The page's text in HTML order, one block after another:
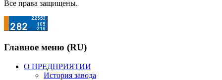
Все права защищены.
Главное меню (RU)
О ПРЕДПРИЯТИИ
История завода